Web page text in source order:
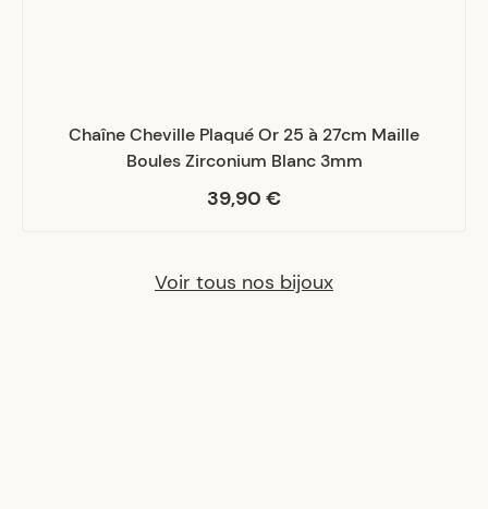
Chaîne Cheville Plaqué Or 25 à 27cm Maille
Boules Zirconium Blanc 3mm
39,90 €
Voir tous nos bijoux